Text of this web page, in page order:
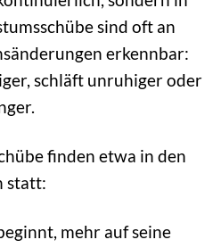
sind oft an
erkennbar:
schläft unruhiger oder
finden etwa in den
statt:
mehr auf seine